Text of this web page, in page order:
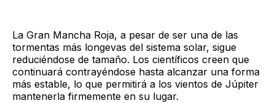
La Gran Mancha Roja, a pesar de ser una de las
tormentas más longevas del sistema solar, sigue
reduciéndose de tamaño. Los científicos creen que
continuará contrayéndose hasta alcanzar una forma
más estable, lo que permitirá a los vientos de Júpiter
mantenerla firmemente en su lugar.